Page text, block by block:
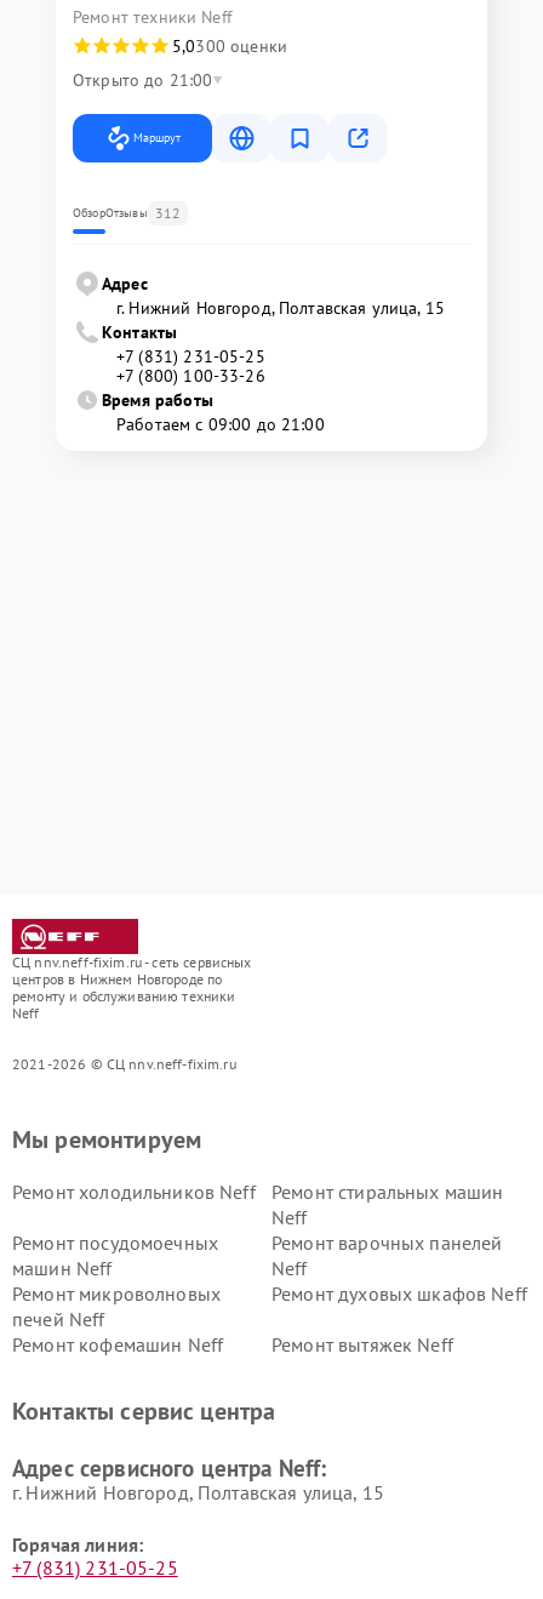
Ремонт техники Neff
5,0300 оценки
Открыто до 21:00
Маршрут
ОбзорОтзывы 312
Адрес
г. Нижний Новгород, Полтавская улица, 15
Контакты
+7 (831) 231-05-25
+7 (800) 100-33-26
Время работы
Работаем с 09:00 до 21:00
СЦ nnv.neff-fixim.ru - сеть сервисных
центров в Нижнем Новгороде по
ремонту и обслуживанию техники
Neff
2021-2026 © СЦ nnv.neff-fixim.ru
Мы ремонтируем
Ремонт холодильников Neff
Ремонт стиральных машин
Neff
Ремонт посудомоечных
машин Neff
Ремонт варочных панелей
Neff
Ремонт микроволновых
печей Neff
Ремонт духовых шкафов Neff
Ремонт кофемашин Neff Ремонт вытяжек Neff
Контакты сервис центра
Адрес сервисного центра Neff:
г. Нижний Новгород, Полтавская улица, 15
Горячая линия:
+7 (831) 231-05-25